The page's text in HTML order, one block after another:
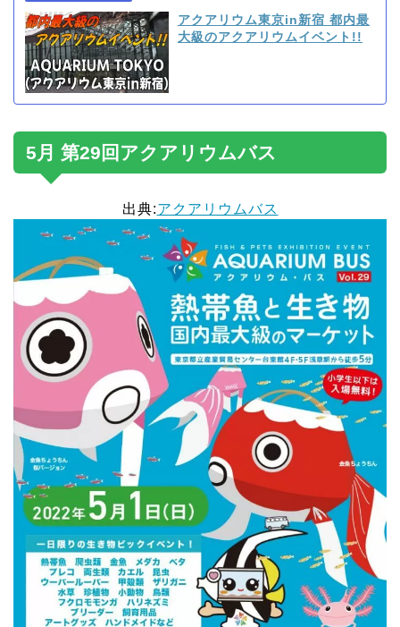
アクアリウム東京in新宿 都内最
大級のアクアリウムイベント!!
5月 第29回アクアリウムバス
出典:アクアリウムバス